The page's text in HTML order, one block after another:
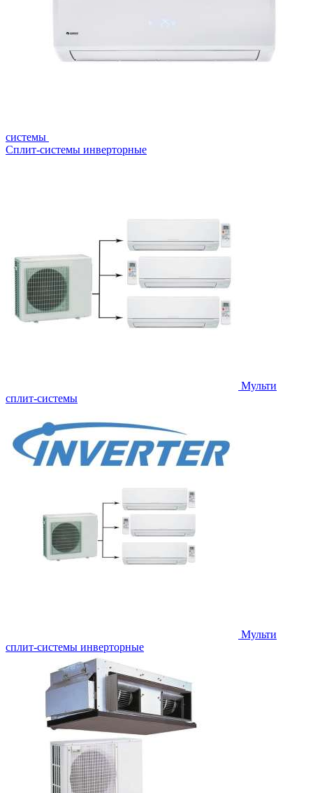
системы
Сплит-системы инверторные
Мульти
сплит-системы
Мульти
сплит-системы инверторные